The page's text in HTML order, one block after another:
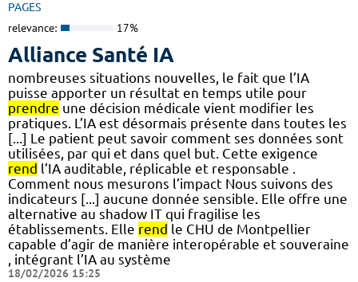
PAGES
relevance: 17%
Alliance Santé IA
nombreuses situations nouvelles, le fait que l’IA
puisse apporter un résultat en temps utile pour
prendre une décision médicale vient modifier les
pratiques. L’IA est désormais présente dans toutes les
[...] Le patient peut savoir comment ses données sont
utilisées, par qui et dans quel but. Cette exigence
rend l’IA auditable, réplicable et responsable .
Comment nous mesurons l’impact Nous suivons des
indicateurs [...] aucune donnée sensible. Elle offre une
alternative au shadow IT qui fragilise les
établissements. Elle rend le CHU de Montpellier
capable d’agir de manière interopérable et souveraine
, intégrant l’IA au système
18/02/2026 15:25